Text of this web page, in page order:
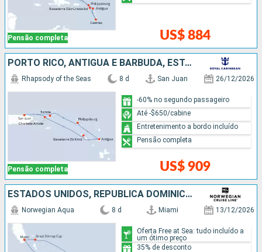
Pensão completa US$ 884
PORTO RICO, ANTIGUA E BARBUDA, ESTADOS UNIDOS
Pensão completa
Rhapsody of the Seas 8 d San Juan 26/12/2026
US$ 909
-60% no segundo passageiro
Até -$650/cabine
Entretenimento a bordo incluído
Pensão completa
ESTADOS UNIDOS, REPUBLICA DOMINICANA, BAHAMAS
Norwegian Aqua 8 d Miami 13/12/2026
Oferta Free at Sea: tudo incluído a
um ótimo preço
35% de desconto